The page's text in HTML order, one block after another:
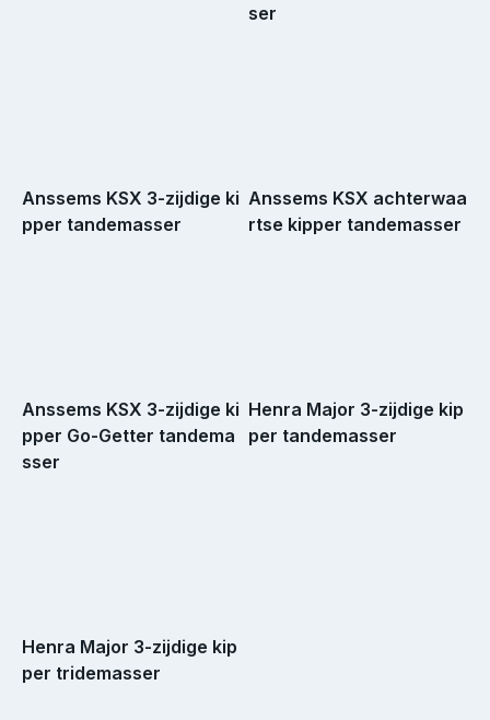
ser
Anssems KSX 3-zijdige ki
pper tandemasser
Anssems KSX achterwaa
rtse kipper tandemasser
Anssems KSX 3-zijdige ki
pper Go-Getter tandema
sser
Henra Major 3-zijdige kip
per tandemasser
Henra Major 3-zijdige kip
per tridemasser